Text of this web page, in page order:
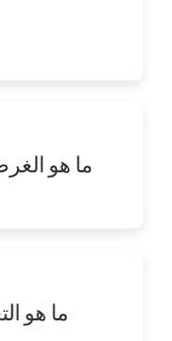
ما هو
ما هو